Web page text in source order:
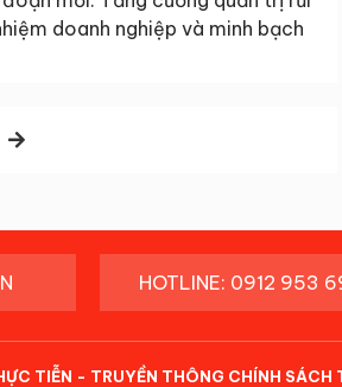
doanh nghiệp và minh bạch
HOTLINE: 0912 953
TIỄN - TRUYỀN THÔNG CHÍNH SÁCH